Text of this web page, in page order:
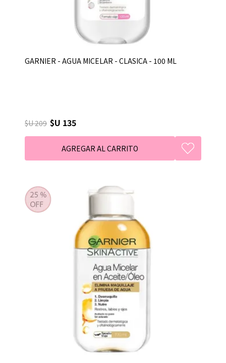
GARNIER - AGUA MICELAR - CLASICA - 100 ML
$U 209 $U 135